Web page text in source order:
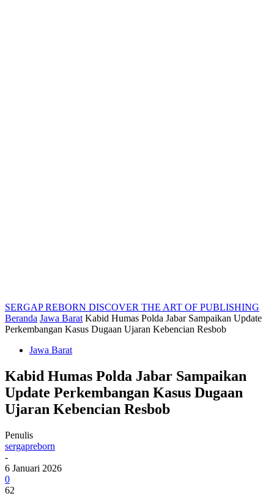
SERGAP REBORN DISCOVER THE ART OF PUBLISHING
Beranda Jawa Barat Kabid Humas Polda Jabar Sampaikan Update
Perkembangan Kasus Dugaan Ujaran Kebencian Resbob
Jawa Barat
Kabid Humas Polda Jabar Sampaikan
Update Perkembangan Kasus Dugaan
Ujaran Kebencian Resbob
Penulis
sergapreborn
-
6 Januari 2026
0
62